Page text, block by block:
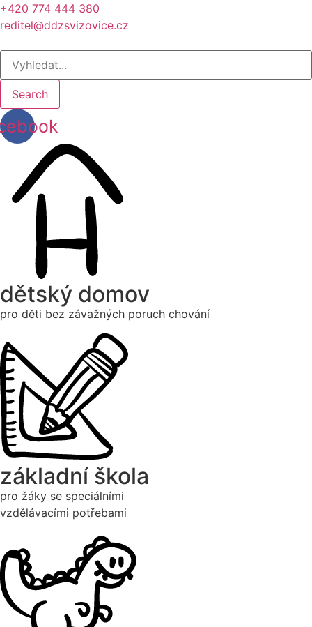
+420 774 444 380
reditel@ddzsvizovice.cz
Search
dětský domov
pro děti bez závažných poruch chování
základní škola
pro žáky se speciálními
vzdělávacími potřebami